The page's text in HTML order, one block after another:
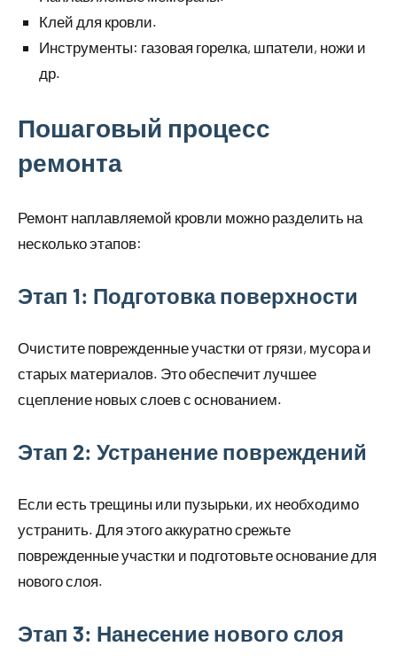
Клей для кровли.
Инструменты: газовая горелка, шпатели, ножи и
др.
Пошаговый процесс
ремонта
Ремонт наплавляемой кровли можно разделить на
несколько этапов:
Этап 1: Подготовка поверхности
Очистите поврежденные участки от грязи, мусора и
старых материалов. Это обеспечит лучшее
сцепление новых слоев с основанием.
Этап 2: Устранение повреждений
Если есть трещины или пузырьки, их необходимо
устранить. Для этого аккуратно срежьте
поврежденные участки и подготовьте основание для
нового слоя.
Этап 3: Нанесение нового слоя